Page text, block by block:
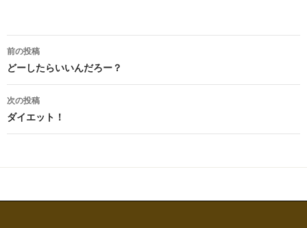
投
稿
ナ
ビ
ー
前の投稿
どーしたらいいんだろー？
次の投稿
ダイエット！